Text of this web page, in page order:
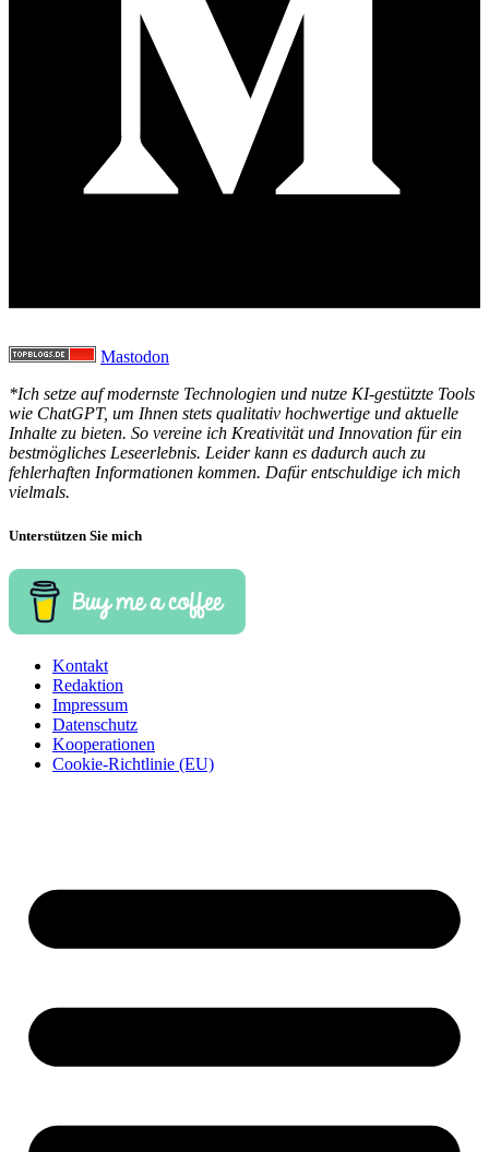
Mastodon
*Ich setze auf modernste Technologien und nutze KI-gestützte Tools
wie ChatGPT, um Ihnen stets qualitativ hochwertige und aktuelle
Inhalte zu bieten. So vereine ich Kreativität und Innovation für ein
bestmögliches Leseerlebnis. Leider kann es dadurch auch zu
fehlerhaften Informationen kommen. Dafür entschuldige ich mich
vielmals.
Unterstützen Sie mich
Kontakt
Redaktion
Impressum
Datenschutz
Kooperationen
Cookie-Richtlinie (EU)